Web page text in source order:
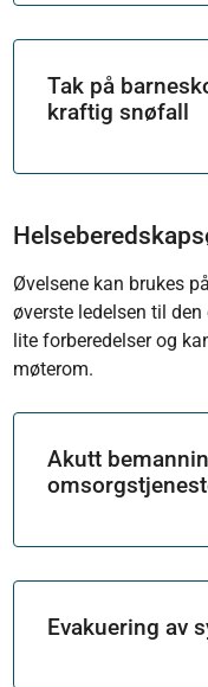
Tak på
kraftig snøfall
Øvelsene kan brukes
øverste ledelsen til
lite forberedelser og
møterom.
Akutt
Evakuering av